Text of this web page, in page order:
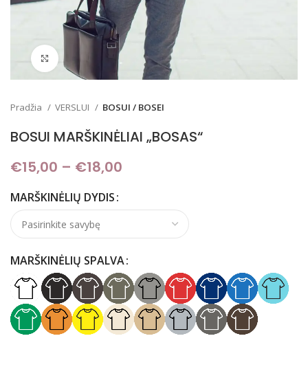
Padidinti
Pradžia VERSLUI BOSUI / BOSEI
BOSUI MARŠKINĖLIAI „BOSAS“
€15,00 – €18,00
MARŠKINĖLIŲ DYDIS
MARŠKINĖLIŲ SPALVA